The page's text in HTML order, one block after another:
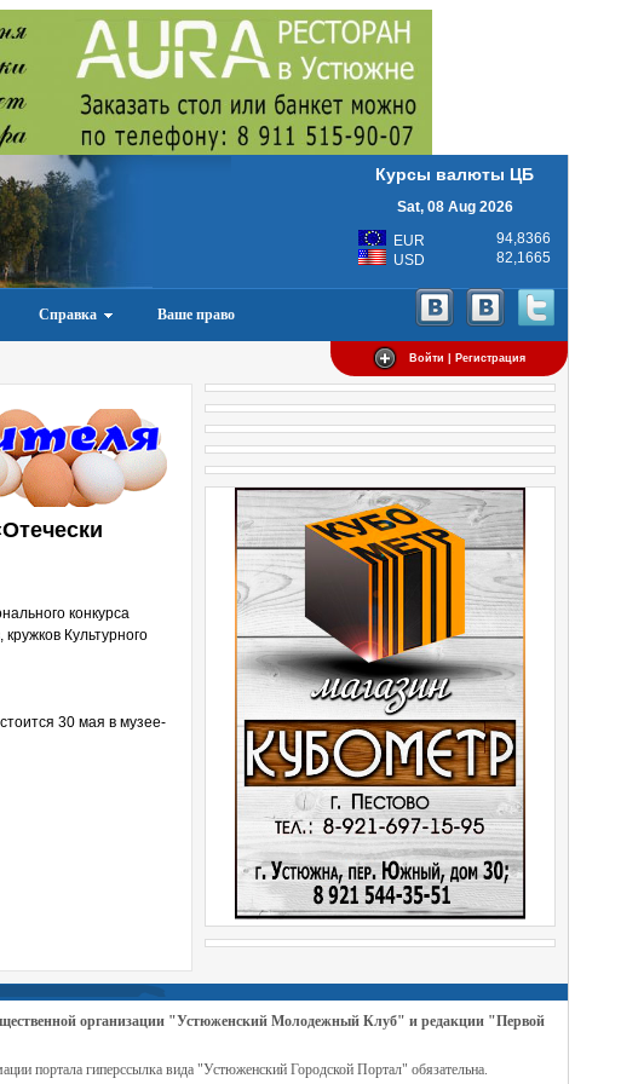
Курсы валюты ЦБ
Sat, 08 Aug 2026
EUR
94,8366
USD
82,1665
Справка Ваше право
Войти | Регистрация
конкурса
Культурного
30 мая в музее-
организации "Устюженский Молодежный Клуб" и редакции "Первой
портала гиперссылка вида "Устюженский Городской Портал" обязательна.